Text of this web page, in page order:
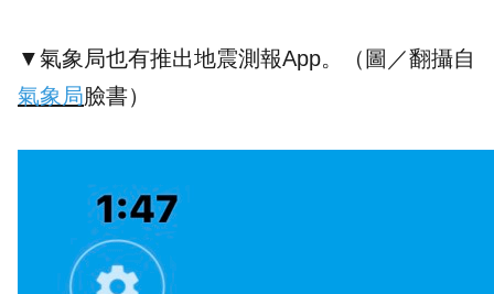
▼氣象局也有推出地震測報App。（圖／翻攝自
氣象局臉書）